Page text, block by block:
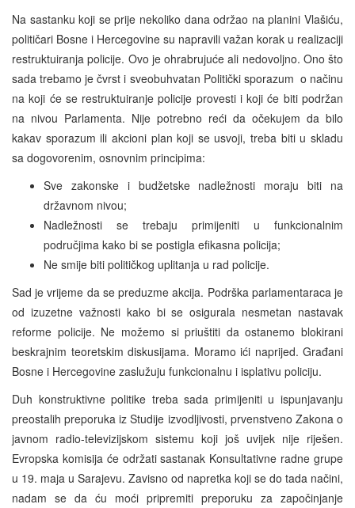
Na sastanku koji se prije nekoliko dana održao na planini Vlašiću,
političari Bosne i Hercegovine su napravili važan korak u realizaciji
restruktuiranja policije. Ovo je ohrabrujuće ali nedovoljno. Ono što
sada trebamo je čvrst i sveobuhvatan Politički sporazum o načinu
na koji će se restruktuiranje policije provesti i koji će biti podržan
na nivou Parlamenta. Nije potrebno reći da očekujem da bilo
kakav sporazum ili akcioni plan koji se usvoji, treba biti u skladu
sa dogovorenim, osnovnim principima:
Sve zakonske i budžetske nadležnosti moraju biti na
državnom nivou;
Nadležnosti se trebaju primijeniti u funkcionalnim
područjima kako bi se postigla efikasna policija;
Ne smije biti političkog uplitanja u rad policije.
Sad je vrijeme da se preduzme akcija. Podrška parlamentaraca je
od izuzetne važnosti kako bi se osigurala nesmetan nastavak
reforme policije. Ne možemo si priuštiti da ostanemo blokirani
beskrajnim teoretskim diskusijama. Moramo ići naprijed. Građani
Bosne i Hercegovine zaslužuju funkcionalnu i isplativu policiju.
Duh konstruktivne politike treba sada primijeniti u ispunjavanju
preostalih preporuka iz Studije izvodljivosti, prvenstveno Zakona o
javnom radio-televizijskom sistemu koji još uvijek nije riješen.
Evropska komisija će održati sastanak Konsultativne radne grupe
u 19. maja u Sarajevu. Zavisno od napretka koji se do tada načini,
nadam se da ću moći pripremiti preporuku za započinjanje